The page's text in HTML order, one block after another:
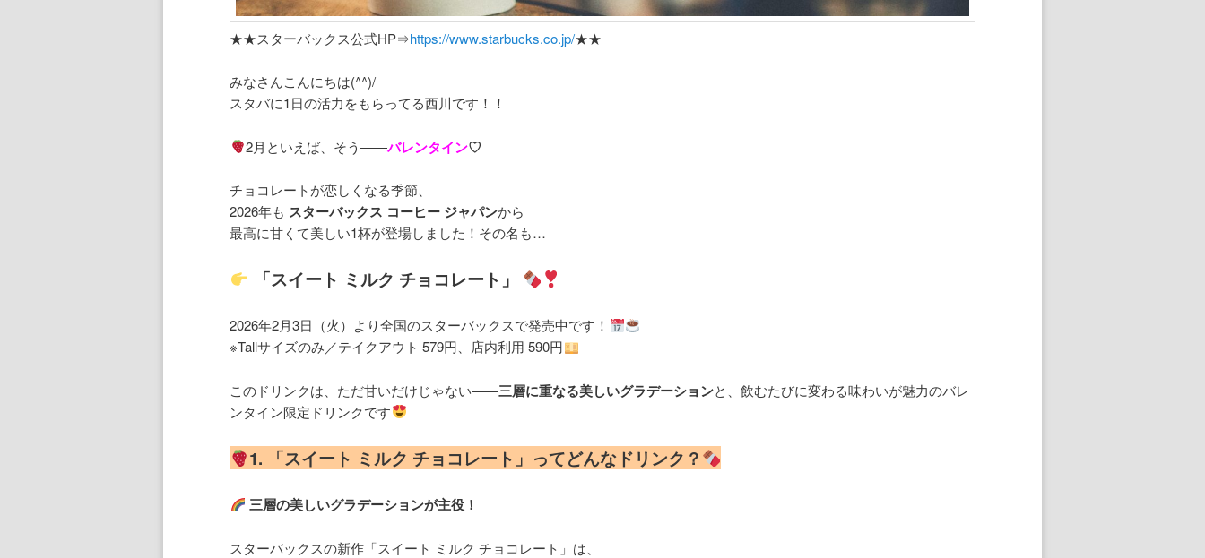
★★スターバックス公式HP⇒https://www.starbucks.co.jp/★★
みなさんこんにちは(^^)/
スタバに1日の活力をもらってる西川です！！
2月といえば、そう――バレンタイン♡
チョコレートが恋しくなる季節、
2026年も スターバックス コーヒー ジャパンから
最高に甘くて美しい1杯が登場しました！その名も…
「スイート ミルク チョコレート」
2026年2月3日（火）より全国のスターバックスで発売中です！
※Tallサイズのみ／テイクアウト 579円、店内利用 590円
このドリンクは、ただ甘いだけじゃない――三層に重なる美しいグラデーションと、飲むたびに変わる味わいが魅力のバレ
ンタイン限定ドリンクです
1. 「スイート ミルク チョコレート」ってどんなドリンク？
三層の美しいグラデーションが主役！
スターバックスの新作「スイート ミルク チョコレート」は、